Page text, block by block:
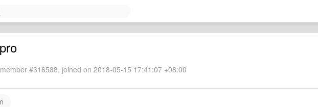
#316588, joined on 2018-05-15 17:41:07 +08:00